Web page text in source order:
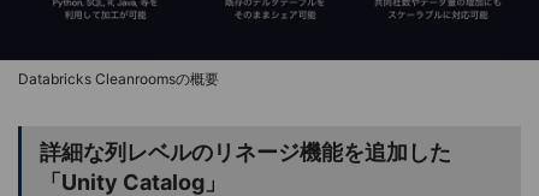
Databricks Cleanroomsの概要
詳細な列レベルのリネージ機能を追加した
「Unity Catalog」